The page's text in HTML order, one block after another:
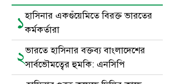
১হাসিনার একগুঁয়েমিতে বিরক্ত ভারতের
কর্মকর্তারা
২ভারতে হাসিনার বক্তব্য বাংলাদেশের
সার্বভৌমত্বের হুমকি: এনসিপি